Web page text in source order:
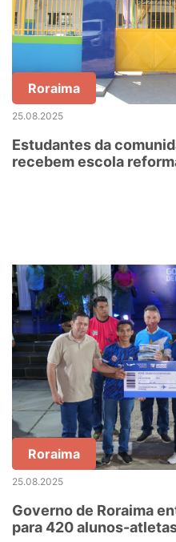
Roraima
25.08.2025
Estudantes da
recebem escola
Roraima
25.08.2025
Governo de Roraima
para 420 alunos-